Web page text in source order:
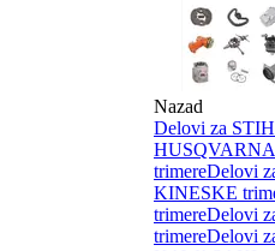
Nazad
Delovi za
HUSQVARNA
trimereDelovi
KINESKE
trimereDelovi
trimereDelovi